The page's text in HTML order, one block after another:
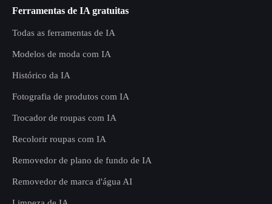
Ferramentas de IA gratuitas
Todas as ferramentas de IA
Modelos de moda com IA
Histórico da IA
Fotografia de produtos com IA
Trocador de roupas com IA
Recolorir roupas com IA
Removedor de plano de fundo de IA
Removedor de marca d'água AI